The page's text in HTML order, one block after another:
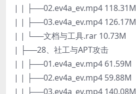
| | ├──02.ev4a_ev.mp4 118.31M
| | ├──03.ev4a_ev.mp4 126.17M
| | └──文档与工具.rar 10.73M
| ├──28、社工与APT攻击
| | ├──01.ev4a_ev.mp4 61.59M
| | ├──02.ev4a_ev.mp4 59.88M
| | ├──03.ev4a_ev.mp4 140.08M